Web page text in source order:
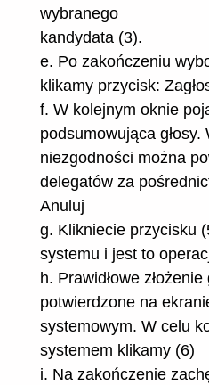
wybranego
kandydata (3).
e. Po zakończeniu
klikamy przycisk:
f. W kolejnym oknie
podsumowująca głosy.
niezgodności można
delegatów za
Anuluj
g. Klikniecie przycisku
systemu i jest to
h. Prawidłowe
potwierdzone na
systemowym. W celu
systemem klikamy (6)
i. Na zakończenie